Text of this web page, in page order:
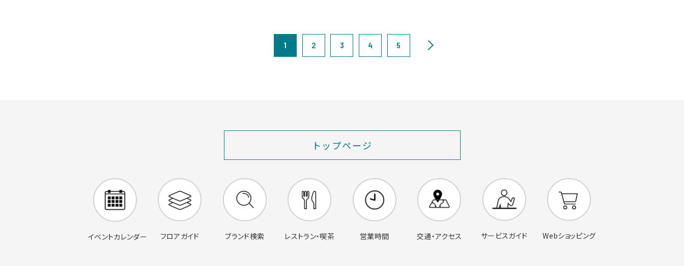
1 2 3 4 5
トップページ
イベントカレンダー フロアガイド ブランド検索 レストラン・喫茶 営業時間 交通・アクセス サービスガイド Webショッピング